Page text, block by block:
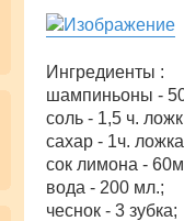
е
н
е
Ингредиенты :
шампиньоны -
соль - 1,5 ч.
сахар - 1ч.
сок лимона -
вода - 200 мл.;
чеснок - 3 зубка;